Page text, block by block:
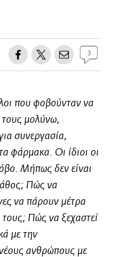
3
που φοβούνταν να
μολύνω,
συνεργασία,
φάρμακα. Οι ίδιοι οι
Μήπως δεν είναι
Πώς να
να πάρουν μέτρα
Πώς να ξεχαστεί
με την
νέους ανθρώπους με